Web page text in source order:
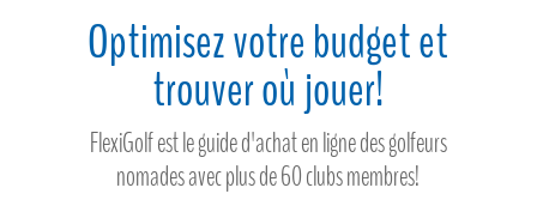
Optimisez votre budget et
trouver où jouer!
FlexiGolf est le guide d'achat en ligne des golfeurs
nomades avec plus de 60 clubs membres!